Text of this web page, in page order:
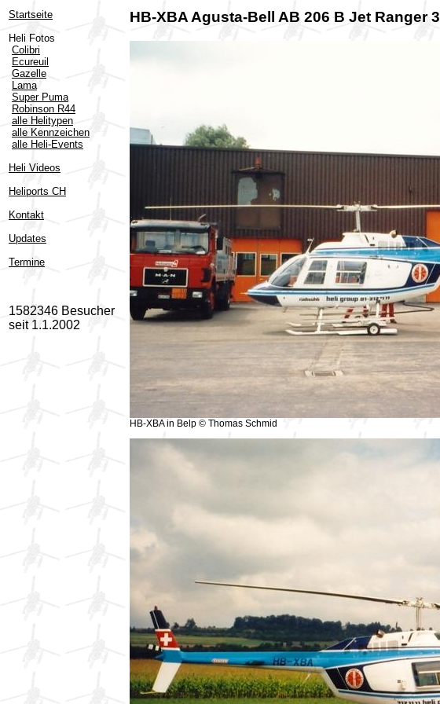
Startseite
Heli Fotos
Colibri
Ecureuil
Gazelle
Lama
Super Puma
Robinson R44
alle Helitypen
alle Kennzeichen
alle Heli-Events
Heli Videos
Heliports CH
Kontakt
Updates
Termine
1582346 Besucher
seit 1.1.2002
HB-XBA Agusta-Bell AB 206 B Jet Ranger 3
HB-XBA in Belp © Thomas Schmid